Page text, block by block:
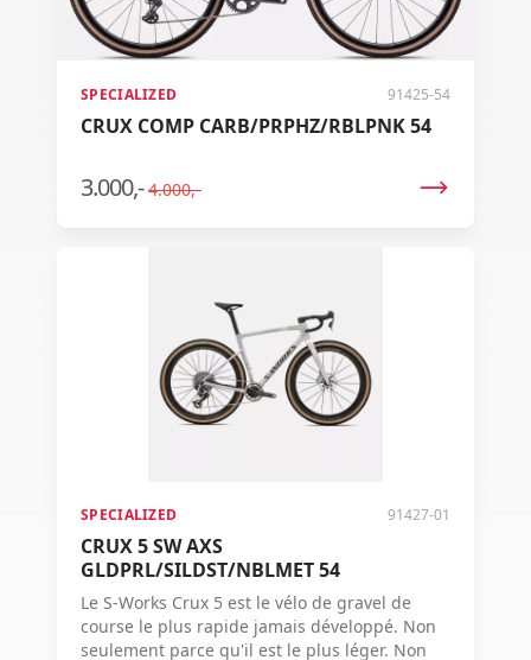
SPECIALIZED 91425-54
CRUX COMP CARB/PRPHZ/RBLPNK 54
3.000,- 4.000,-
SPECIALIZED 91427-01
CRUX 5 SW AXS
GLDPRL/SILDST/NBLMET 54
Le S-Works Crux 5 est le vélo de gravel de
course le plus rapide jamais développé. Non
seulement parce qu'il est le plus léger. Non